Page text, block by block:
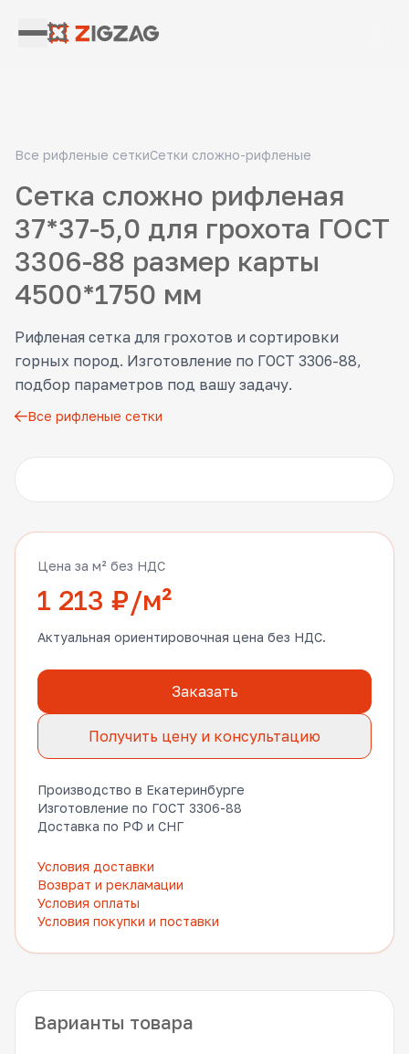
Все рифленые сеткиСетки сложно-рифленые
Сетка сложно рифленая
37*37-5,0 для грохота ГОСТ
3306-88 размер карты
4500*1750 мм
Рифленая сетка для грохотов и сортировки
горных пород. Изготовление по ГОСТ 3306-88,
подбор параметров под вашу задачу.
Все рифленые сетки
Цена за м² без НДС
1 213 ₽/м²
Актуальная ориентировочная цена без НДС.
Заказать
Получить цену и консультацию
Производство в Екатеринбурге
Изготовление по ГОСТ 3306-88
Доставка по РФ и СНГ
Условия доставки
Возврат и рекламации
Условия оплаты
Условия покупки и поставки
Варианты товара